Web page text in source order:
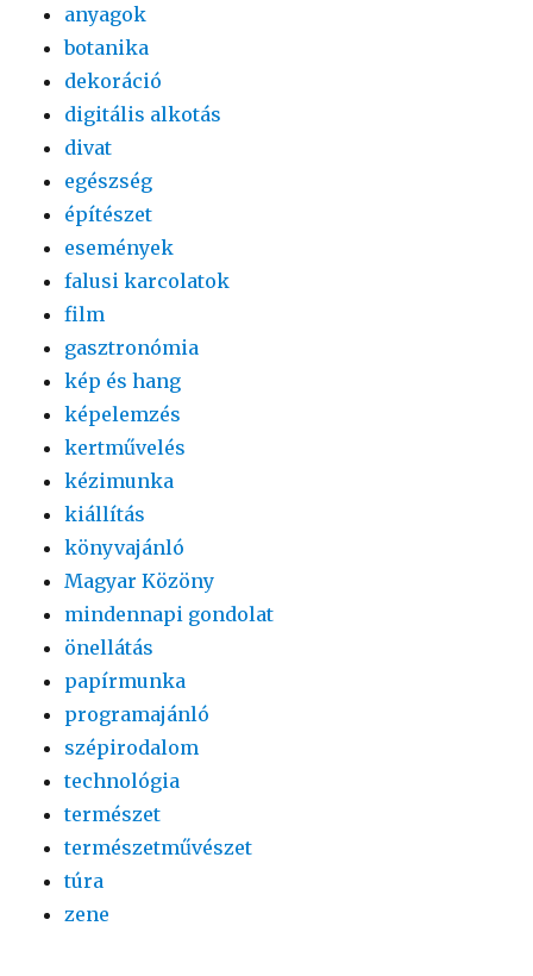
anyagok
botanika
dekoráció
digitális alkotás
divat
egészség
építészet
események
falusi karcolatok
film
gasztronómia
kép és hang
képelemzés
kertművelés
kézimunka
kiállítás
könyvajánló
Magyar Közöny
mindennapi gondolat
önellátás
papírmunka
programajánló
szépirodalom
technológia
természet
természetművészet
túra
zene